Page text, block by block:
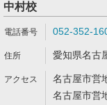
中村校
052-352-
愛知県名古
名古屋市営
名古屋市営